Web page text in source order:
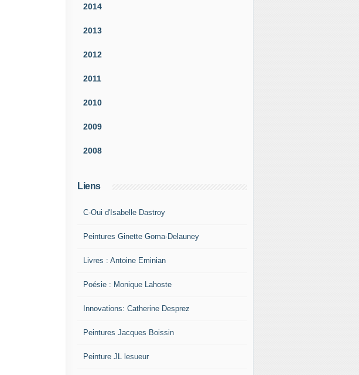
2014
2013
2012
2011
2010
2009
2008
Liens
C-Oui d'Isabelle Dastroy
Peintures Ginette Goma-Delauney
Livres : Antoine Eminian
Poésie : Monique Lahoste
Innovations: Catherine Desprez
Peintures Jacques Boissin
Peinture JL lesueur